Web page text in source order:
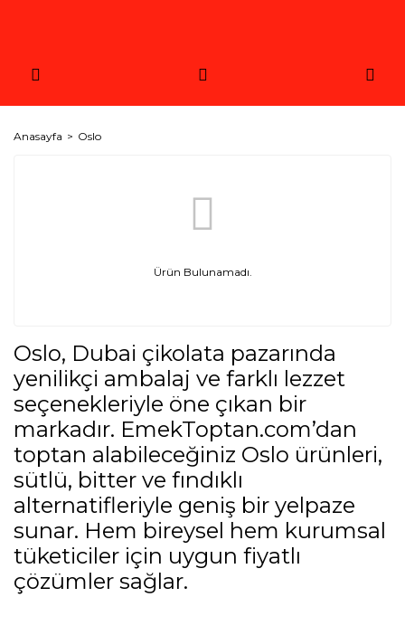
Anasayfa Oslo
Ürün Bulunamadı.
Oslo, Dubai çikolata pazarında
yenilikçi ambalaj ve farklı lezzet
seçenekleriyle öne çıkan bir
markadır. EmekToptan.com’dan
toptan alabileceğiniz Oslo ürünleri,
sütlü, bitter ve fındıklı
alternatifleriyle geniş bir yelpaze
sunar. Hem bireysel hem kurumsal
tüketiciler için uygun fiyatlı
çözümler sağlar.